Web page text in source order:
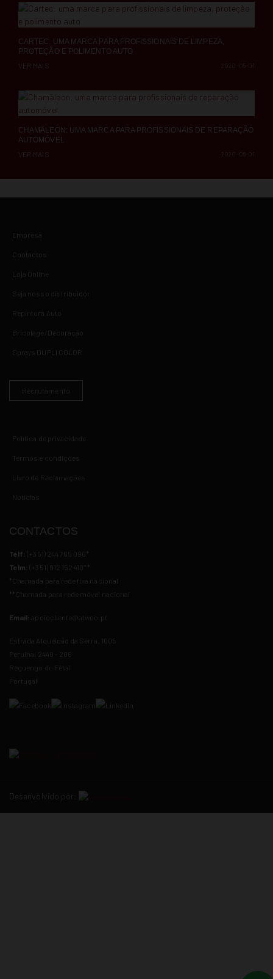
CARTEC: UMA MARCA PARA PROFISSIONAIS DE LIMPEZA,
PROTEÇÃO E POLIMENTO AUTO
VER MAIS
CHAMÄLEON: UMA MARCA PARA PROFISSIONAIS DE REPARAÇÃO
AUTOMÓVEL
VER MAIS
Empresa
Contactos
Loja Online
Seja nosso distribuidor
Repintura Auto
Bricolage/Decoração
Sprays DUPLI COLOR
Recrutamento
Política de privacidade
Termos e condiçoes
Livro de Reclamações
Notícias
CONTACTOS
Telf:
(+351) 244 765 096*
Telm:
(+351) 912 152 410 **
*Chamada para rede fixa nacional
**Chamada para rede móvel nacional
Email: apoiocliente@atwoo.pt
Estrada Alqueidão da Serra, 1005
Perulhal 2440 - 206
Reguengo do Fétal
Portugal
Desenvolvido por: